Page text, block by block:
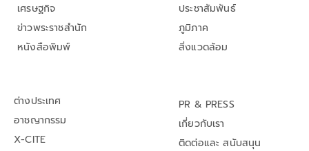
เศรษฐกิจ
ข่าวพระราชสำนัก
หนังสือพิมพ์
ประชาสัมพันธ์
ภูมิภาค
สิ่งแวดล้อม
ต่างประเทศ
อาชญากรรม
X-CITE
PR & PRESS
เกี่ยวกับเรา
ติดต่อและ สนับสนุน